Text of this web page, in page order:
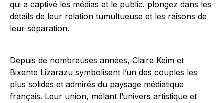
Depuis de nombreuses années, Claire Keim et
Bixente Lizarazu symbolisent l’un des couples les
plus solides et admirés du paysage médiatique
français. Leur union, mêlant l’univers artistique et